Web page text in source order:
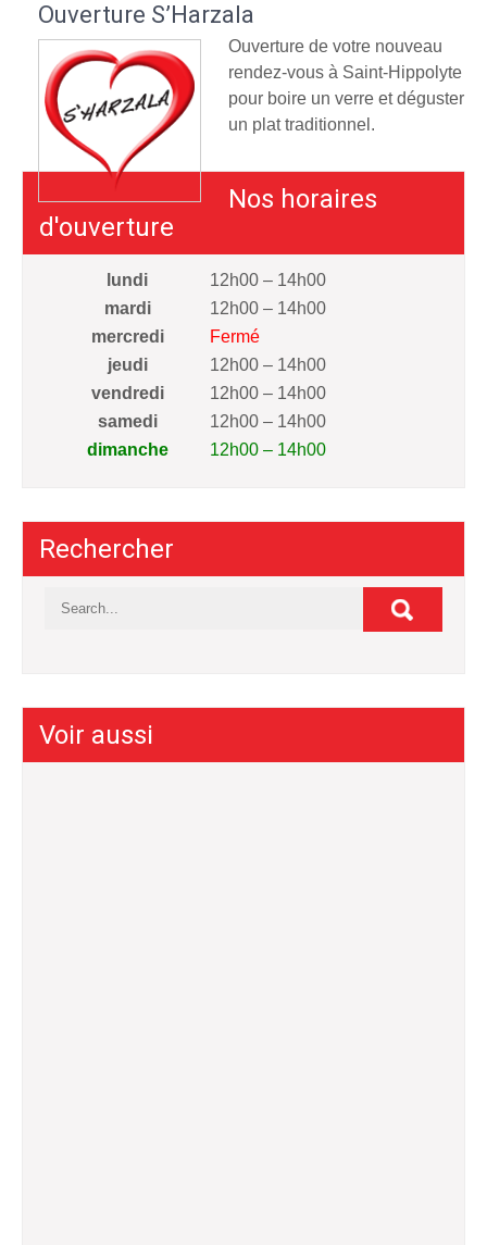
Ouverture S’Harzala
Ouverture de votre nouveau
rendez-vous à Saint-Hippolyte
pour boire un verre et déguster
un plat traditionnel.
Nos horaires
d'ouverture
lundi
12h00 – 14h00
mardi
12h00 – 14h00
mercredi
Fermé
jeudi
12h00 – 14h00
vendredi
12h00 – 14h00
samedi
12h00 – 14h00
dimanche
12h00 – 14h00
Rechercher
Voir aussi